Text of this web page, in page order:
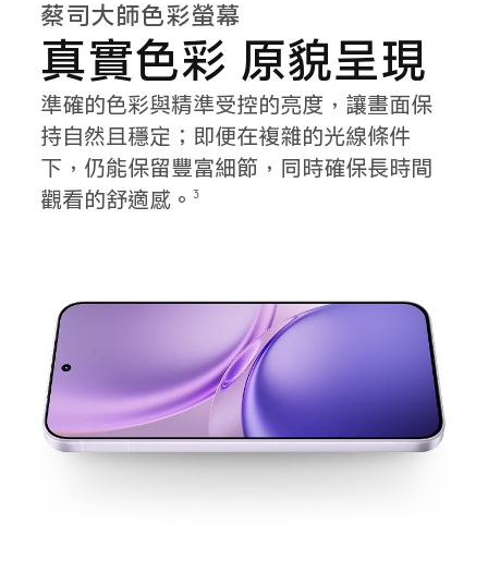
蔡司大師色彩螢幕
真實色彩 原貌呈現
準確的色彩與精準受控的亮度，讓畫面保
持自然且穩定；即便在複雜的光線條件
下，仍能保留豐富細節，同時確保長時間
觀看的舒適感。
3